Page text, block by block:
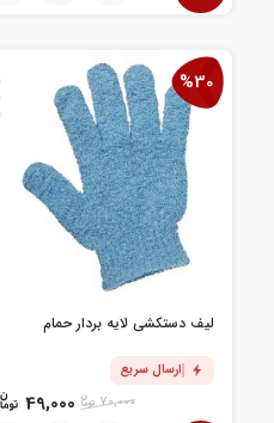
%30
لیف دستکشی لایه بردار حمام
ارسال سریع
70,000
49,000